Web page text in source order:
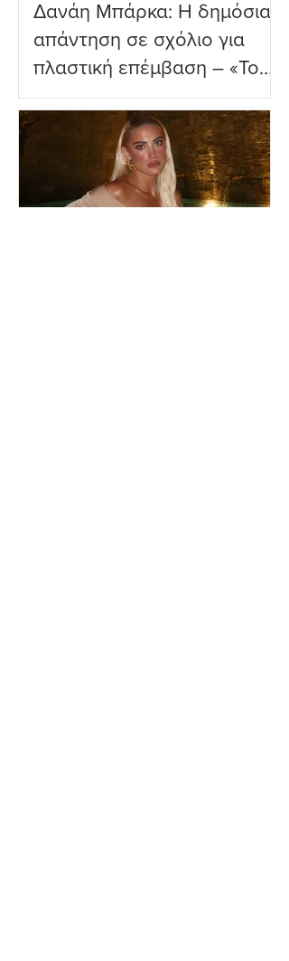
Δανάη Μπάρκα: Η δημόσια
απάντηση σε σχόλιο για
πλαστική επέμβαση – «Το
ωραιότερο σχόλιο που